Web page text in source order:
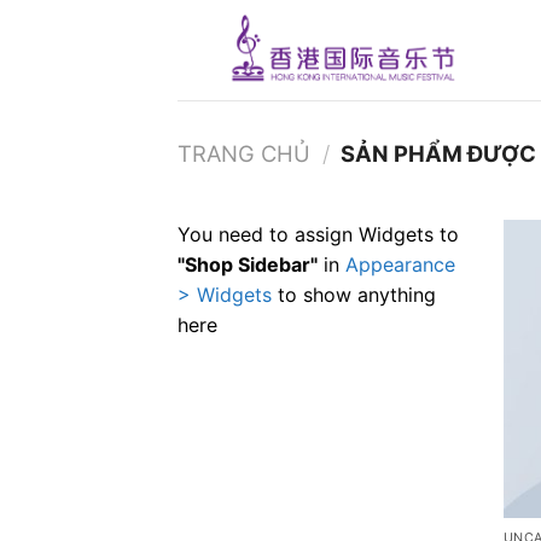
TRANG CHỦ / SẢN PHẨM ĐƯỢC
You need to assign Widgets to
"Shop Sidebar" in Appearance
> Widgets to show anything
here